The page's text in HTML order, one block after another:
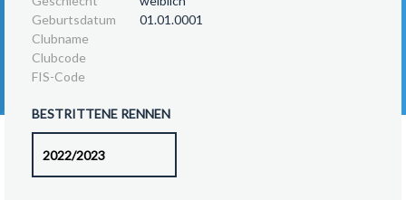
Geburtsdatum
01.01.0001
Clubname
Clubcode
FIS-Code
BESTRITTENE RENNEN